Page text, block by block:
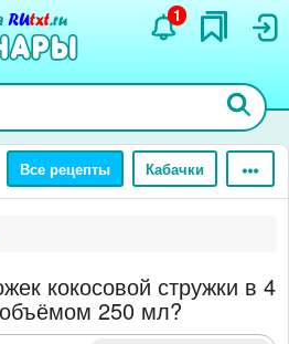
1
Все рецепты Кабачки
кокосовой стружки в 4
250 мл?